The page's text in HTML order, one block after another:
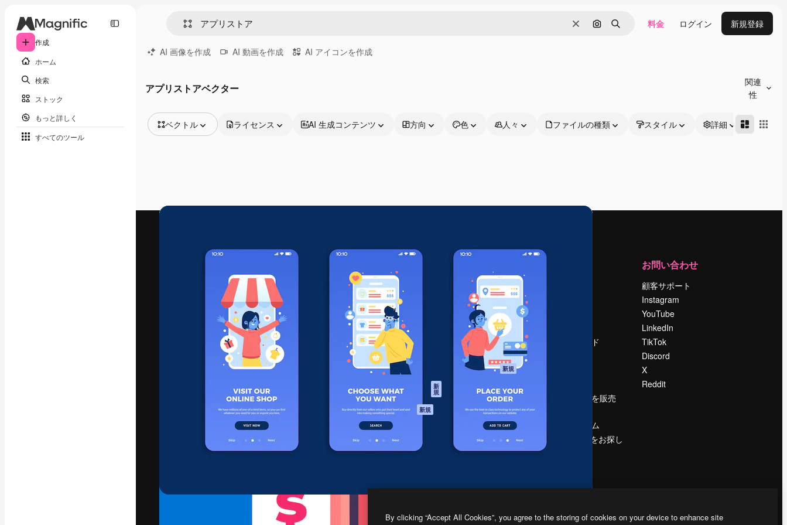
作成
ホーム
検索
ストック
もっと詳しく
すべてのツール
消去 画像で検索
検索 料金 ログイン 新規登録
AI 画像を作成 AI 動画を作成 AI アイコンを作成
アプリストアベクター
関連
性
ベクトル
動画
ライセンス AI 生成コンテンツ 方向 色 人々 ファイルの種類 スタイル 詳細
最高のクリエイティブ制作を導くためのプラ
ットフォーム。クリエイター、企業、代理
店、スタジオを含む100万人以上が利用して
います。
日本語
Spaces
AI アシスタント
AI 画像生成ツール
AI 動画生成ツール
AI 音声合成ツール
ストックコンテン
ツ
向けMCP
新
規
エージェント 新規
API
モバイルアプリ
すべてのMagnificツ
Academy
ドキュメント
サポート
利用規約
プライバシーポリ
シー
オリジナル 新規
トラストセンター
アフィリエイト
法人向け
検索トレンド
コンテンツを販売
プレスルーム
magnific.aiをお探し
お問い合わせ
顧客サポート
Instagram
YouTube
LinkedIn
TikTok
Discord
X
Reddit
2026 Freepik Company S.L.U.
By clicking “Accept All Cookies”, you agree to the storing of cookies on your device to enhance site